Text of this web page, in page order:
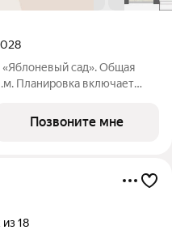
«Яблоневый сад». Общая
Планировка включает
кв.м. Квартира в ЖК
Позвоните мне
из 18